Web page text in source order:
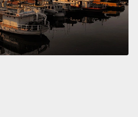
的弓箭步動作、小腿
關節、消除緊繃，以
Take advantage of